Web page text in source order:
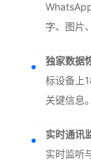
字、图片
独家数据
标设备上
关键信息。
实时通讯
实时监听